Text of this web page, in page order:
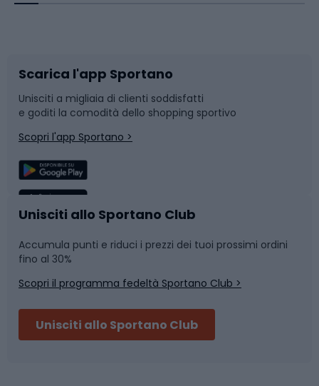
Bushcraft
Corsa
Sport di squadra
Caschi da ciclismo
Skitouring
Slitte e slittini
Snowboard
Camminata nordica
Nuoto
Pattinaggio
Scarica l'app Sportano
Unisciti a migliaia di clienti soddisfatti
e goditi la comodità dello shopping sportivo
Scopri l'app Sportano >
Unisciti allo Sportano Club
Accumula punti e riduci i prezzi dei tuoi prossimi ordini
fino al 30%
Scopri il programma fedeltà Sportano Club >
Unisciti allo Sportano Club